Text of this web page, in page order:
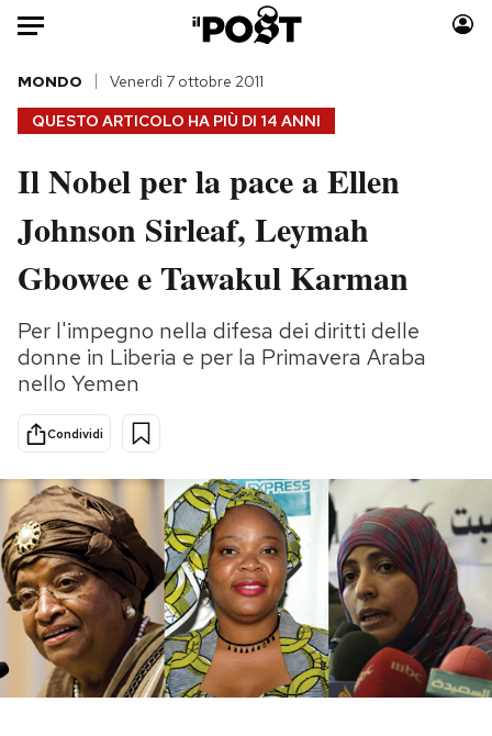
Auto
HOME
Italia
Politica
Tecnologia
Scienza
Cultura
Sport
Moda
Consumismi
Storie/Idee
Media
PODCAST
NEWSLETTER
I MIEI PREFERITI
QUESTO ARTICOLO HA PIÙ DI 14 ANNI
MONDO Venerdì 7 ottobre 2011
Il Nobel per la pace a Ellen
Johnson Sirleaf, Leymah
Gbowee e Tawakul Karman
Per l'impegno nella difesa dei diritti delle
donne in Liberia e per la Primavera Araba
nello Yemen
Condividi